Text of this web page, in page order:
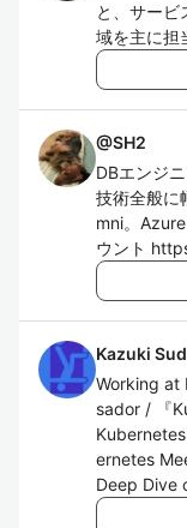
と、サービ
域を主に担
@SH2
DBエンジ
技術全般に
mni。
ウント
Kazuki
Working at
sador / 『
ernetes
Deep Dive